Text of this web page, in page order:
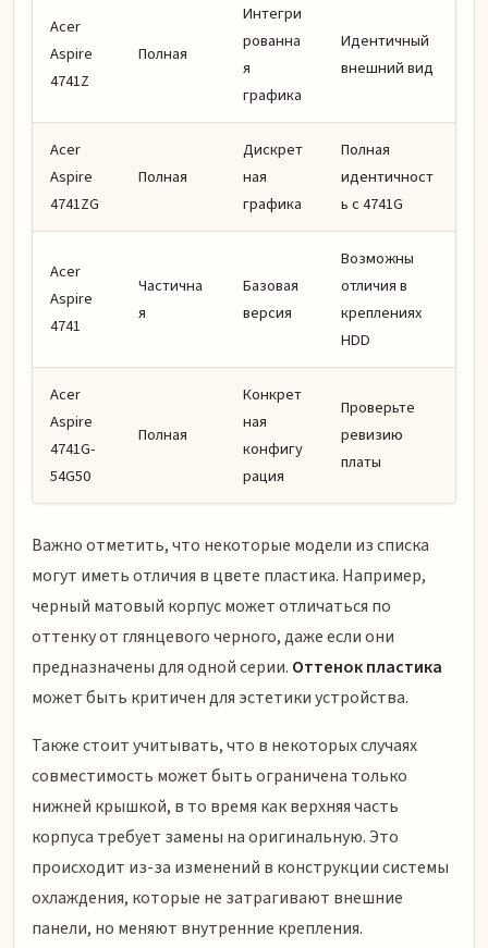
Acer
Aspire
4741Z
Полная
Интегри
рованна
я
графика
Идентичный
внешний вид
Acer
Aspire
4741ZG
Полная
Дискрет
ная
графика
Полная
идентичност
ь с 4741G
Acer
Aspire
4741
Частична
я
Базовая
версия
Возможны
отличия в
креплениях
HDD
Acer
Aspire
4741G-
54G50
Полная
Конкрет
ная
конфигу
рация
Проверьте
ревизию
платы
Важно отметить, что некоторые модели из списка
могут иметь отличия в цвете пластика. Например,
черный матовый корпус может отличаться по
оттенку от глянцевого черного, даже если они
предназначены для одной серии. Оттенок пластика
может быть критичен для эстетики устройства.
Также стоит учитывать, что в некоторых случаях
совместимость может быть ограничена только
нижней крышкой, в то время как верхняя часть
корпуса требует замены на оригинальную. Это
происходит из-за изменений в конструкции системы
охлаждения, которые не затрагивают внешние
панели, но меняют внутренние крепления.